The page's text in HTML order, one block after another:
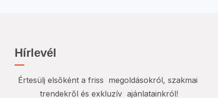
Hírlevél
Értesülj elsőként a friss megoldásokról, szakmai
trendekről és exkluzív ajánlatainkról!